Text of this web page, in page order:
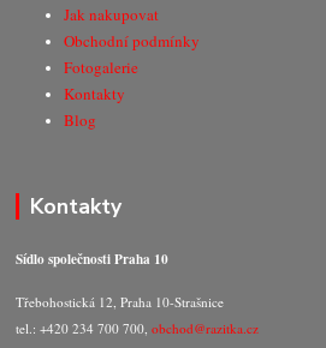
Jak nakupovat
Obchodní podmínky
Fotogalerie
Kontakty
Blog
Kontakty
Sídlo společnosti Praha 10
Třebohostická 12, Praha 10-Strašnice
tel.: +420 234 700 700,obchod@razitka.cz